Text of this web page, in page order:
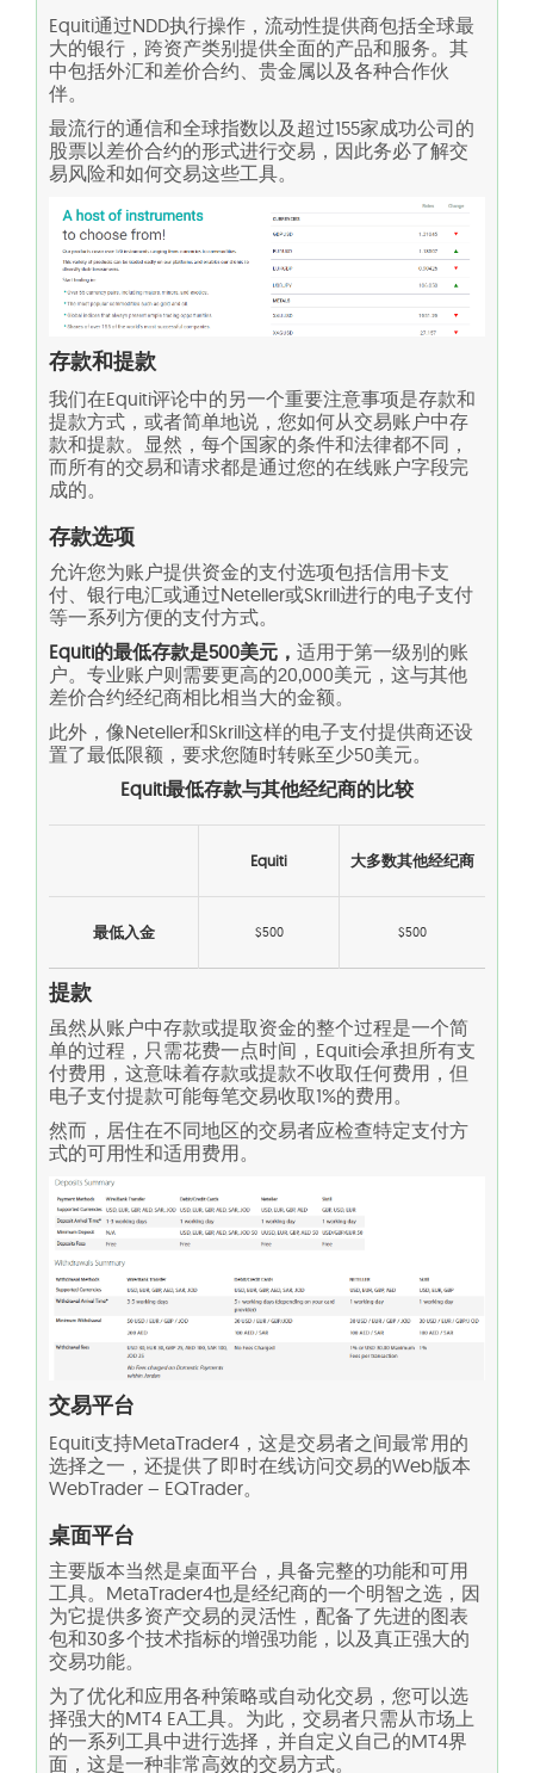
Equiti通过NDD执行操作，流动性提供商包括全球最
大的银行，跨资产类别提供全面的产品和服务。其
中包括外汇和差价合约、贵金属以及各种合作伙
伴。
最流行的通信和全球指数以及超过155家成功公司的
股票以差价合约的形式进行交易，因此务必了解交
易风险和如何交易这些工具。
存款和提款
我们在Equiti评论中的另一个重要注意事项是存款和
提款方式，或者简单地说，您如何从交易账户中存
款和提款。显然，每个国家的条件和法律都不同，
而所有的交易和请求都是通过您的在线账户字段完
成的。
存款选项
允许您为账户提供资金的支付选项包括信用卡支
付、银行电汇或通过Neteller或Skrill进行的电子支付
等一系列方便的支付方式。
Equiti的最低存款是500美元， 适用于第一级别的账
户。专业账户则需要更高的20,000美元，这与其他
差价合约经纪商相比相当大的金额。
此外，像Neteller和Skrill这样的电子支付提供商还设
置了最低限额，要求您随时转账至少50美元。
Equiti最低存款与其他经纪商的比较
Equiti 大多数其他经纪商
最低入金 $500 $500
提款
虽然从账户中存款或提取资金的整个过程是一个简
单的过程，只需花费一点时间，Equiti会承担所有支
付费用，这意味着存款或提款不收取任何费用，但
电子支付提款可能每笔交易收取1%的费用。
然而，居住在不同地区的交易者应检查特定支付方
式的可用性和适用费用。
交易平台
Equiti支持MetaTrader4，这是交易者之间最常用的
选择之一，还提供了即时在线访问交易的Web版本
WebTrader – EQTrader。
桌面平台
主要版本当然是桌面平台，具备完整的功能和可用
工具。MetaTrader4也是经纪商的一个明智之选，因
为它提供多资产交易的灵活性，配备了先进的图表
包和30多个技术指标的增强功能，以及真正强大的
交易功能。
为了优化和应用各种策略或自动化交易，您可以选
择强大的MT4 EA工具。为此，交易者只需从市场上
的一系列工具中进行选择，并自定义自己的MT4界
面，这是一种非常高效的交易方式。